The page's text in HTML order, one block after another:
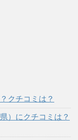
クチコミは？
）にクチコミは？